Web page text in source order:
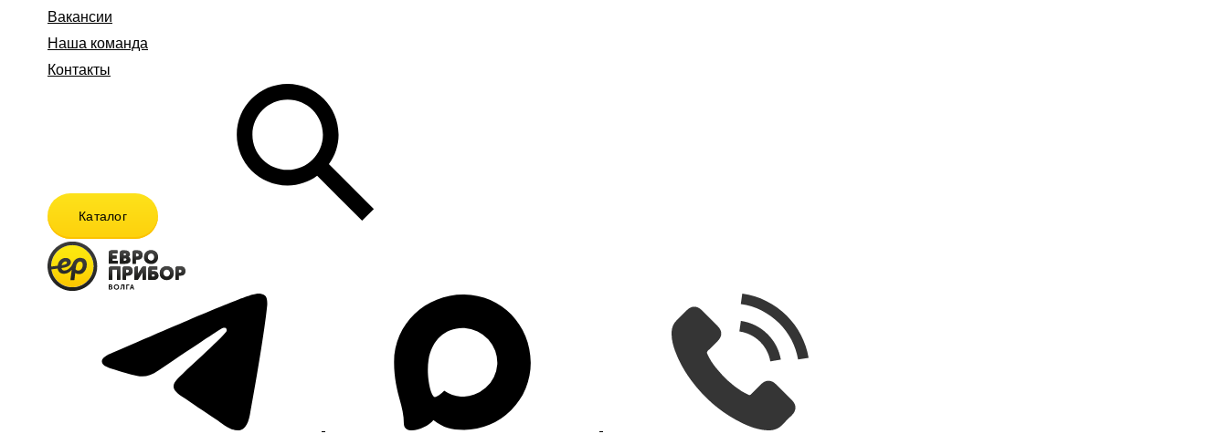
Вакансии
Наша команда
Контакты
Каталог